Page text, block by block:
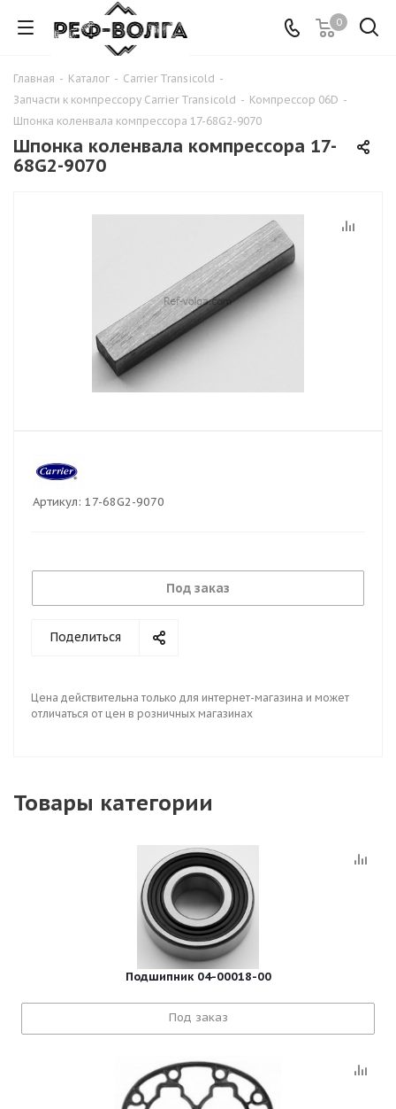
0
Главная - Каталог - Carrier Transicold -
Запчасти к компрессору Carrier Transicold - Компрессор 06D -
Шпонка коленвала компрессора 17-68G2-9070
Шпонка коленвала компрессора 17-
68G2-9070
Артикул: 17-68G2-9070
Под заказ
Поделиться
Цена действительна только для интернет-магазина и может
отличаться от цен в розничных магазинах
Товары категории
Подшипник 04-00018-00
Под заказ